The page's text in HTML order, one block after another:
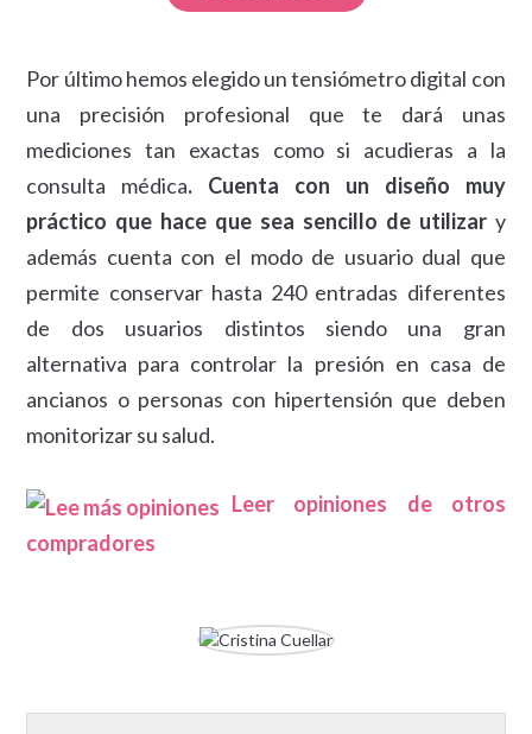
Por último hemos elegido un tensiómetro digital con
una precisión profesional que te dará unas
mediciones tan exactas como si acudieras a la
consulta médica. Cuenta con un diseño muy
práctico que hace que sea sencillo de utilizar y
además cuenta con el modo de usuario dual que
permite conservar hasta 240 entradas diferentes
de dos usuarios distintos siendo una gran
alternativa para controlar la presión en casa de
ancianos o personas con hipertensión que deben
monitorizar su salud.
Leer opiniones de otros
compradores